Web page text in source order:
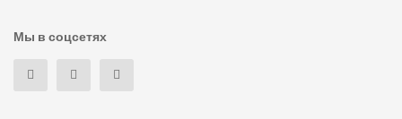
Мы в соцсетях